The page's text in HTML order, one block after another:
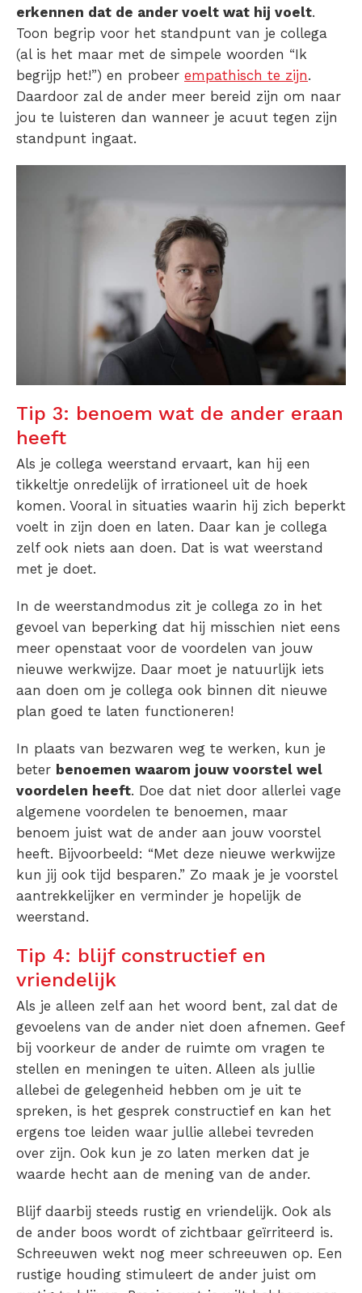
erkennen dat de ander voelt wat hij voelt.
Toon begrip voor het standpunt van je collega
(al is het maar met de simpele woorden “Ik
begrijp het!”) en probeer empathisch te zijn.
Daardoor zal de ander meer bereid zijn om naar
jou te luisteren dan wanneer je acuut tegen zijn
standpunt ingaat.
Tip 3: benoem wat de ander eraan
heeft
Als je collega weerstand ervaart, kan hij een
tikkeltje onredelijk of irrationeel uit de hoek
komen. Vooral in situaties waarin hij zich beperkt
voelt in zijn doen en laten. Daar kan je collega
zelf ook niets aan doen. Dat is wat weerstand
met je doet.
In de weerstandmodus zit je collega zo in het
gevoel van beperking dat hij misschien niet eens
meer openstaat voor de voordelen van jouw
nieuwe werkwijze. Daar moet je natuurlijk iets
aan doen om je collega ook binnen dit nieuwe
plan goed te laten functioneren!
In plaats van bezwaren weg te werken, kun je
beter benoemen waarom jouw voorstel wel
voordelen heeft. Doe dat niet door allerlei vage
algemene voordelen te benoemen, maar
benoem juist wat de ander aan jouw voorstel
heeft. Bijvoorbeeld: “Met deze nieuwe werkwijze
kun jij ook tijd besparen.” Zo maak je je voorstel
aantrekkelijker en verminder je hopelijk de
weerstand.
Tip 4: blijf constructief en
vriendelijk
Als je alleen zelf aan het woord bent, zal dat de
gevoelens van de ander niet doen afnemen. Geef
bij voorkeur de ander de ruimte om vragen te
stellen en meningen te uiten. Alleen als jullie
allebei de gelegenheid hebben om je uit te
spreken, is het gesprek constructief en kan het
ergens toe leiden waar jullie allebei tevreden
over zijn. Ook kun je zo laten merken dat je
waarde hecht aan de mening van de ander.
Blijf daarbij steeds rustig en vriendelijk. Ook als
de ander boos wordt of zichtbaar geïrriteerd is.
Schreeuwen wekt nog meer schreeuwen op. Een
rustige houding stimuleert de ander juist om